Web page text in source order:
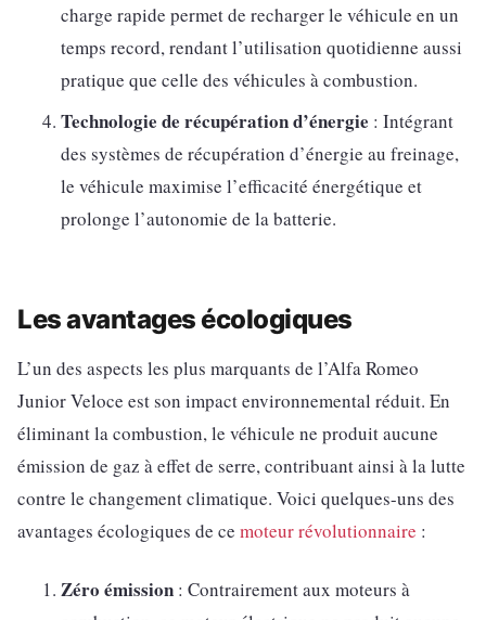
charge rapide permet de recharger le véhicule en un
temps record, rendant l’utilisation quotidienne aussi
pratique que celle des véhicules à combustion.
Technologie de récupération d’énergie : Intégrant
des systèmes de récupération d’énergie au freinage,
le véhicule maximise l’efficacité énergétique et
prolonge l’autonomie de la batterie.
Les avantages écologiques
L’un des aspects les plus marquants de l’Alfa Romeo
Junior Veloce est son impact environnemental réduit. En
éliminant la combustion, le véhicule ne produit aucune
émission de gaz à effet de serre, contribuant ainsi à la lutte
contre le changement climatique. Voici quelques-uns des
avantages écologiques de ce moteur révolutionnaire :
Zéro émission : Contrairement aux moteurs à